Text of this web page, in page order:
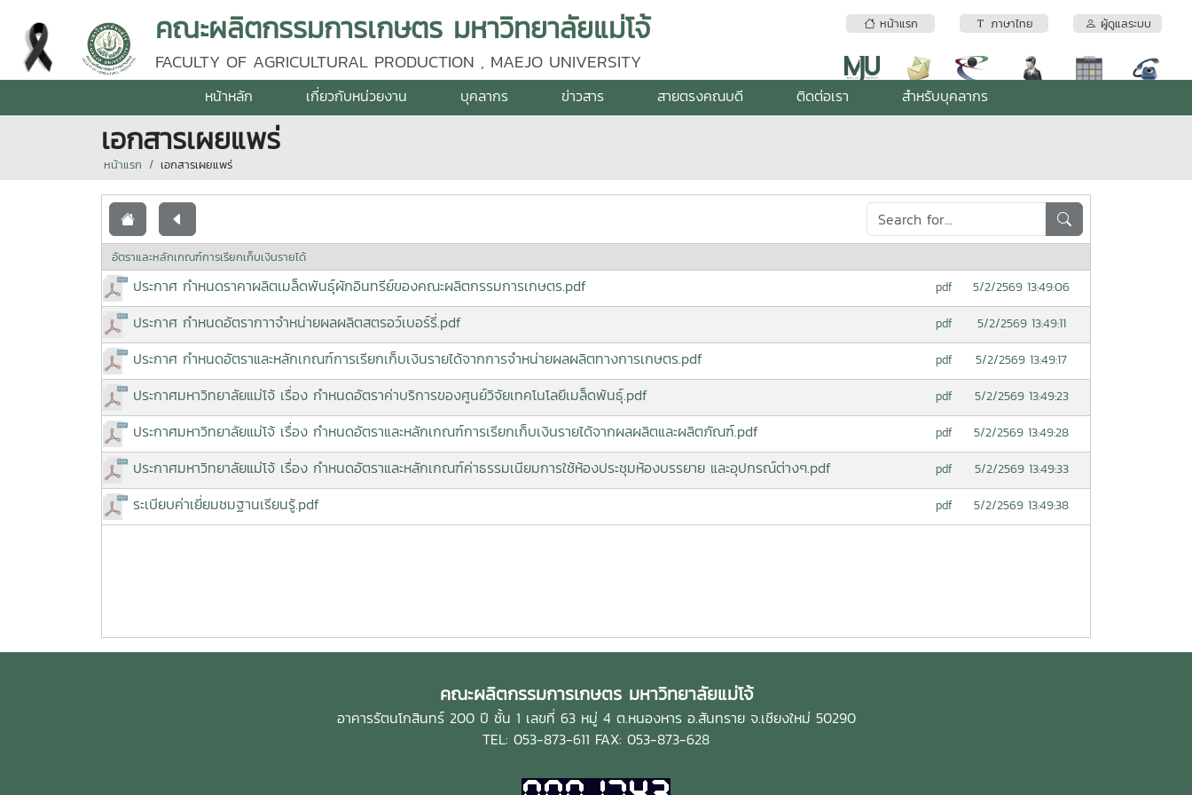
หน้าแรก ภาษาไทย ผู้ดูแลระบบ
คณะผลิตกรรมการเกษตร มหาวิทยาลัยแม่โจ้
FACULTY OF AGRICULTURAL PRODUCTION , MAEJO UNIVERSITY
หน้าหลัก เกี่ยวกับหน่วยงาน บุคลากร ข่าวสาร สายตรงคณบดี ติดต่อเรา สำหรับบุคลากร
เอกสารเผยแพร่
หน้าแรก เอกสารเผยแพร่
อัตราและหลักเกณฑ์การเรียกเก็บเงินรายได้
ประกาศ กำหนดราคาผลิตเมล็ดพันธุ์ผักอินทรีย์ของคณะผลิตกรรมการเกษตร.pdf pdf 5/2/2569 13:49:06
ประกาศ กำหนดอัตรากาาจำหน่ายผลผลิตสตรอว์เบอร์รี่.pdf pdf 5/2/2569 13:49:11
ประกาศ กำหนดอัตราและหลักเกณฑ์การเรียกเก็บเงินรายได้จากการจำหน่ายผลผลิตทางการเกษตร.pdf pdf 5/2/2569 13:49:17
ประกาศมหาวิทยาลัยแม่โจ้ เรื่อง กำหนดอัตราค่าบริการของศูนย์วิจัยเทคโนโลยีเมล็ดพันธุ์.pdf pdf 5/2/2569 13:49:23
ประกาศมหาวิทยาลัยแม่โจ้ เรื่อง กำหนดอัตราและหลักเกณฑ์การเรียกเก็บเงินรายได้จากผลผลิตและผลิตภัณฑ์.pdf pdf 5/2/2569 13:49:28
ประกาศมหาวิทยาลัยแม่โจ้ เรื่อง กำหนดอัตราและหลักเกณฑ์ค่าธรรมเนียมการใช้ห้องประชุมห้องบรรยาย และอุปกรณ์ต่างๆ.pdf pdf 5/2/2569 13:49:33
ระเบียบค่าเยี่ยมชมฐานเรียนรู้.pdf pdf 5/2/2569 13:49:38
คณะผลิตกรรมการเกษตร มหาวิทยาลัยแม่โจ้
อาคารรัตนโกสินทร์ 200 ปี ชั้น 1 เลขที่ 63 หมู่ 4 ต.หนองหาร อ.สันทราย จ.เชียงใหม่ 50290
TEL: 053-873-611 FAX: 053-873-628